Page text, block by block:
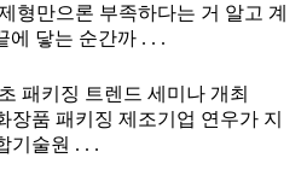
형만으론 부족하다는 거 알고 계
에 닿는 순간까 . . .
패키징 트렌드 세미나 개최
장품 패키징 제조기업 연우가 지
기술원 . . .